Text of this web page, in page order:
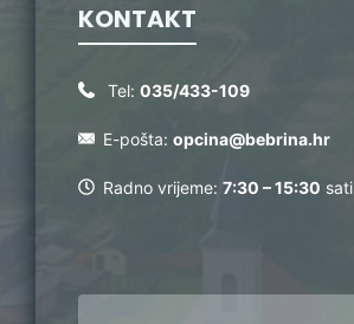
KONTAKT
Tel: 035/433-109
E-pošta: opcina@bebrina.hr
Radno vrijeme: 7:30 – 15:30 sati